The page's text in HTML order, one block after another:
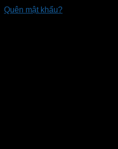
Quên mật khẩu?